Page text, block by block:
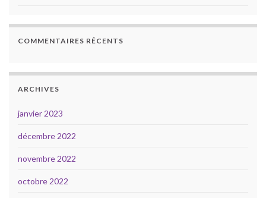
COMMENTAIRES RÉCENTS
ARCHIVES
janvier 2023
décembre 2022
novembre 2022
octobre 2022